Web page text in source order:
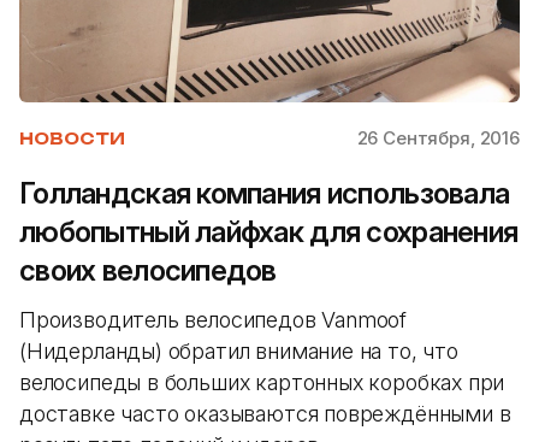
НОВОСТИ 26 Сентября, 2016
Голландская компания использовала
любопытный лайфхак для сохранения
своих велосипедов
Производитель велосипедов Vanmoof
(Нидерланды) обратил внимание на то, что
велосипеды в больших картонных коробках при
доставке часто оказываются повреждёнными в